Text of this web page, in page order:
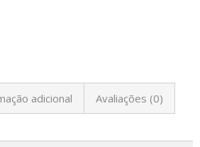
adicional Avaliações (0)